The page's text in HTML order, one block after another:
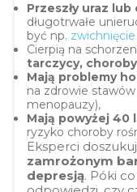
Przeszły uraz
długotrwałe
być np.
Cierpią na
tarczycy,
Mają problemy
na zdrowie
menopauzy),
Mają powyżej 40
ryzyko choroby
Eksperci
zamrożonym
depresją. Póki